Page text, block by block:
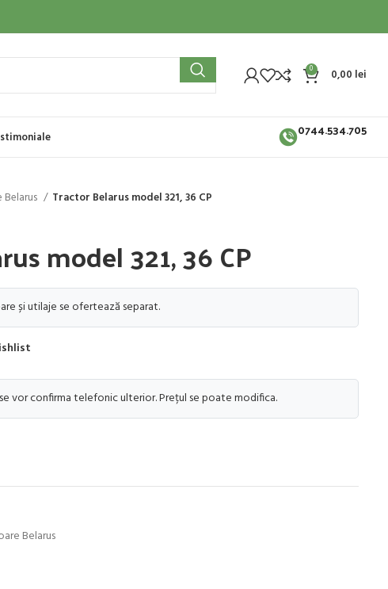
0 0,00 lei
0744.534.705
Belarus Tractor Belarus model 321, 36 CP
model 321, 36 CP
și utilaje se ofertează separat.
vor confirma telefonic ulterior. Prețul se poate modifica.
Belarus